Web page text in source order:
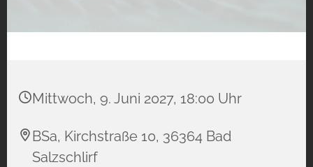
Mittwoch, 9. Juni 2027, 18:00 Uhr
BSa, Kirchstraße 10, 36364 Bad
Salzschlirf